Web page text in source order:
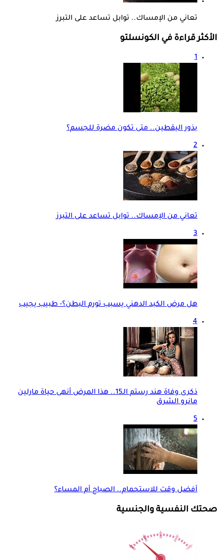
تعاني من الإمساك.. توابل تساعد على التبرز
الأكثر قراءة في الكونسلتو
1
بذور اليقطين.. متى تكون مضرة للجسم؟
2
تعاني من الإمساك.. توابل تساعد على التبرز
3
هل مرض الكبد الدهني يسبب تورم البطن؟- طبيب يجيب
4
ذكرى وفاة هند رستم الـ15.. هذا المرض أنهى حياة مارلين
مانرو الشرق
5
أفضل وقت للاستحمام.. الصباح أم المساء؟
صحتك النفسية والجنسية